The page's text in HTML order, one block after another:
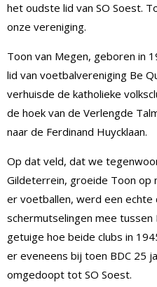
het oudste lid van SO Soest.
onze vereniging.
Toon van Megen, geboren in
lid van voetbalvereniging Be
verhuisde de katholieke
de hoek van de Verlengde
naar de Ferdinand Huycklaan.
Op dat veld, dat we
Gildeterrein, groeide Toon op
er voetballen, werd een echte
schermutselingen mee tussen
getuige hoe beide clubs in
er eveneens bij toen BDC 25
omgedoopt tot SO Soest.